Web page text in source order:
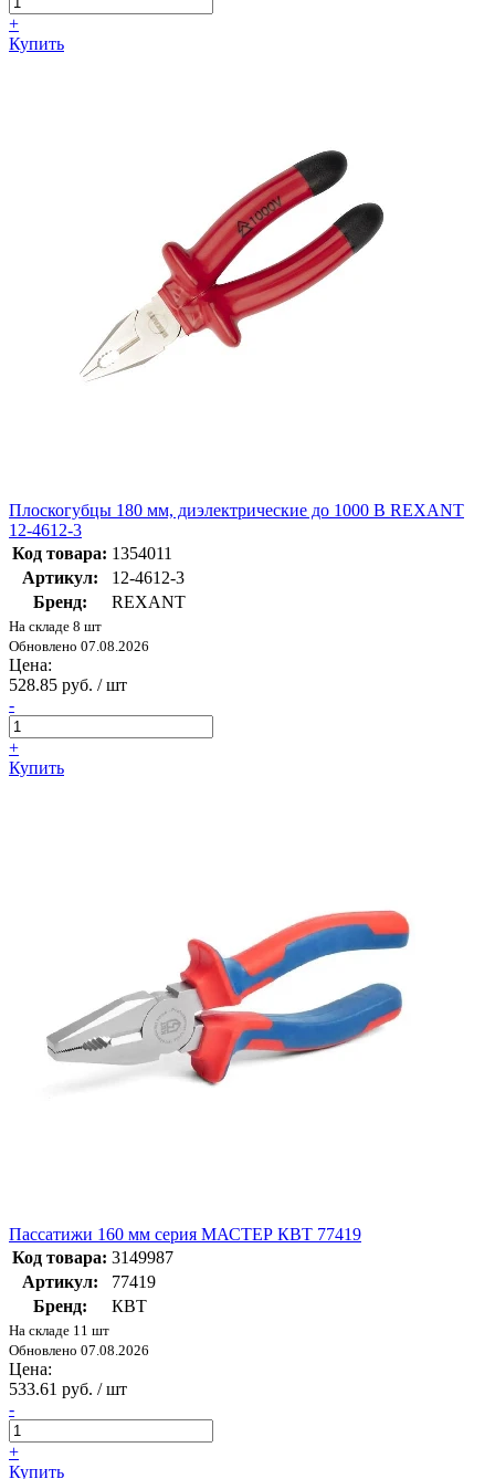
+
Купить
Плоскогубцы 180 мм, диэлектрические до 1000 В REXANT
12-4612-3
Код товара: 1354011
Артикул:
12-4612-3
Бренд:
REXANT
На складе 8 шт
Обновлено 07.08.2026
Цена:
528.85 руб. / шт
-
+
Купить
Пассатижи 160 мм серия МАСТЕР КВТ 77419
Код товара: 3149987
Артикул:
77419
Бренд:
КВТ
На складе 11 шт
Обновлено 07.08.2026
Цена:
533.61 руб. / шт
-
+
Купить